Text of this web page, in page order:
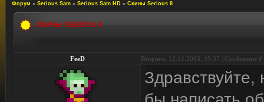
Форум » Serious Sam » Serious Sam HD » Скины Serious 8
СКИНЫ SERIOUS 8
FeeD Вторник, 12.11.2013, 19:37 | Сообщение #